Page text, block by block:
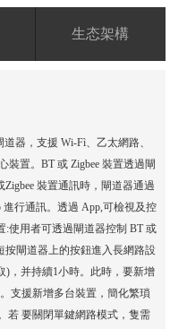
生态架構
器，支援 Wi-Fì、乙太網路、
裝置。BT 或 Zigbee 裝置透過閘
裝置通訊時，閘道器通過
行通訊。透過 App,可檢視及控
:使用者可透過閘道器控制 BT 或
按閘道器上的按鈕進入長網路設
)，并持續1小時。此時，要新增
支援新增多台裝置，簡化繁瑣
若 要關閉單鍵網路模式，隻需